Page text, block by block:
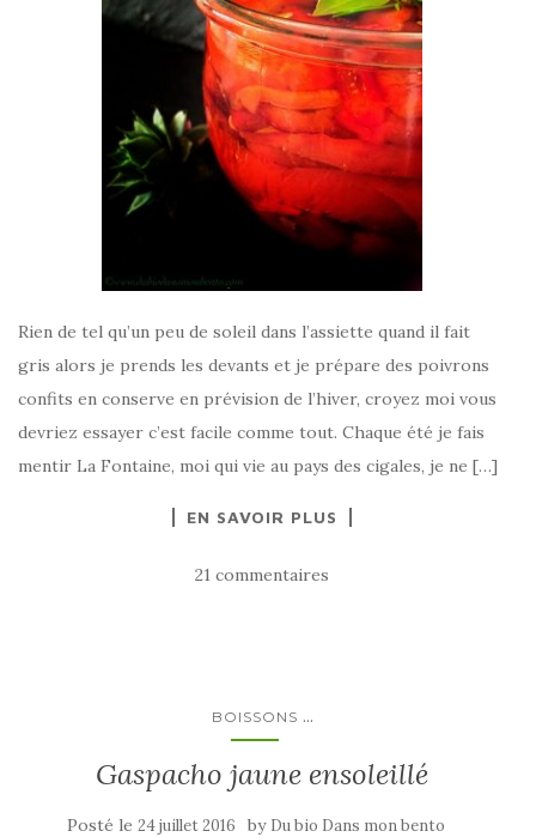
Rien de tel qu’un peu de soleil dans l’assiette quand il fait
gris alors je prends les devants et je prépare des poivrons
confits en conserve en prévision de l’hiver, croyez moi vous
devriez essayer c’est facile comme tout. Chaque été je fais
mentir La Fontaine, moi qui vie au pays des cigales, je ne […]
EN SAVOIR PLUS
21 commentaires
BOISSONS ...
Gaspacho jaune ensoleillé
Posté le 24 juillet 2016 by Du bio Dans mon bento